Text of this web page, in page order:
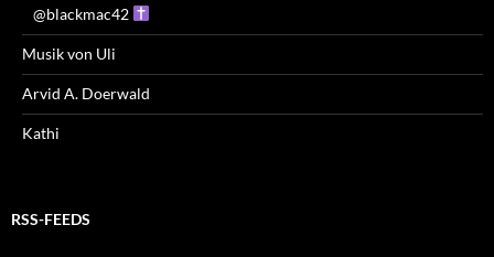
@blackmac42
Musik von Uli
Arvid A. Doerwald
Kathi
RSS-FEEDS